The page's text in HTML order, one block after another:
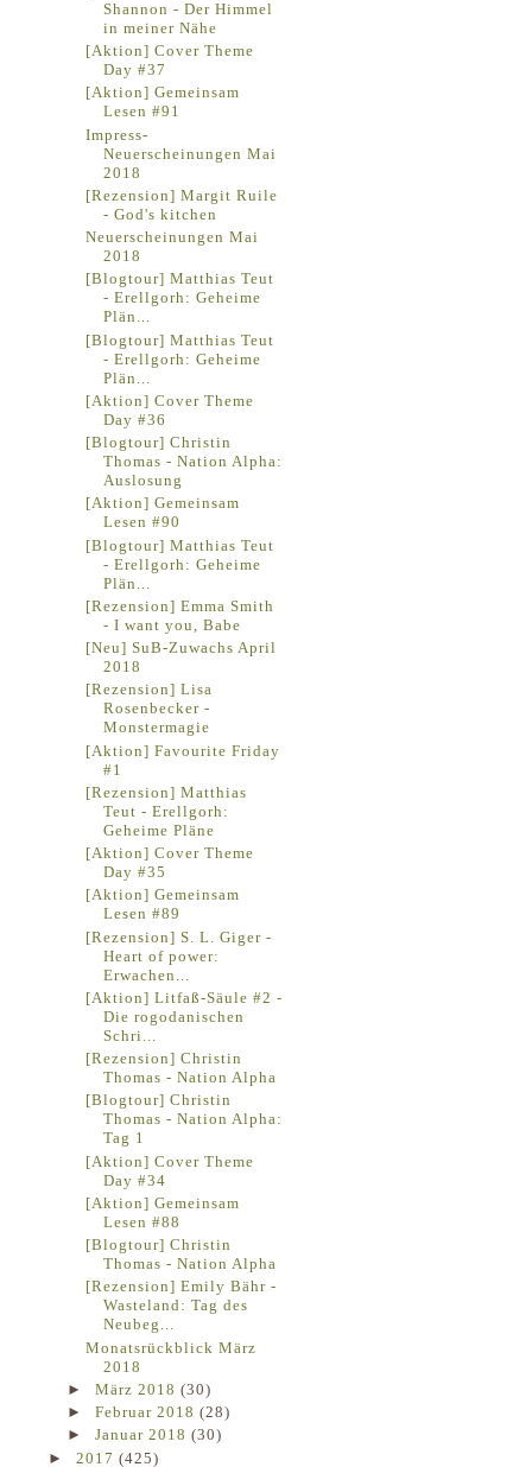
Shannon - Der Himmel
in meiner Nähe
[Aktion] Cover Theme
Day #37
[Aktion] Gemeinsam
Lesen #91
Impress-
Neuerscheinungen Mai
2018
[Rezension] Margit Ruile
- God's kitchen
Neuerscheinungen Mai
2018
[Blogtour] Matthias Teut
- Erellgorh: Geheime
Plän...
[Blogtour] Matthias Teut
- Erellgorh: Geheime
Plän...
[Aktion] Cover Theme
Day #36
[Blogtour] Christin
Thomas - Nation Alpha:
Auslosung
[Aktion] Gemeinsam
Lesen #90
[Blogtour] Matthias Teut
- Erellgorh: Geheime
Plän...
[Rezension] Emma Smith
- I want you, Babe
[Neu] SuB-Zuwachs April
2018
[Rezension] Lisa
Rosenbecker -
Monstermagie
[Aktion] Favourite Friday
#1
[Rezension] Matthias
Teut - Erellgorh:
Geheime Pläne
[Aktion] Cover Theme
Day #35
[Aktion] Gemeinsam
Lesen #89
[Rezension] S. L. Giger -
Heart of power:
Erwachen...
[Aktion] Litfaß-Säule #2 -
Die rogodanischen
Schri...
[Rezension] Christin
Thomas - Nation Alpha
[Blogtour] Christin
Thomas - Nation Alpha:
Tag 1
[Aktion] Cover Theme
Day #34
[Aktion] Gemeinsam
Lesen #88
[Blogtour] Christin
Thomas - Nation Alpha
[Rezension] Emily Bähr -
Wasteland: Tag des
Neubeg...
Monatsrückblick März
2018
► März 2018 (30)
► Februar 2018 (28)
► Januar 2018 (30)
► 2017 (425)